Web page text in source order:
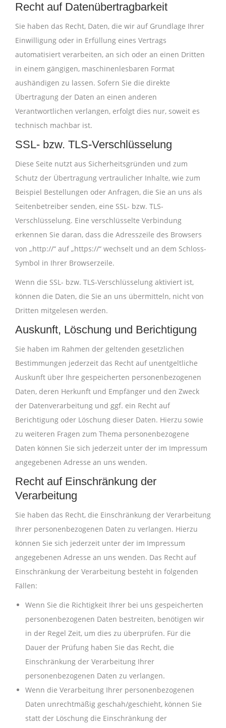
Recht auf Daten­übertrag­barkeit
Sie haben das Recht, Daten, die wir auf Grundlage Ihrer
Einwilligung oder in Erfüllung eines Vertrags
automatisiert verarbeiten, an sich oder an einen Dritten
in einem gängigen, maschinenlesbaren Format
aushändigen zu lassen. Sofern Sie die direkte
Übertragung der Daten an einen anderen
Verantwortlichen verlangen, erfolgt dies nur, soweit es
technisch machbar ist.
SSL- bzw. TLS-Verschlüsselung
Diese Seite nutzt aus Sicherheitsgründen und zum
Schutz der Übertragung vertraulicher Inhalte, wie zum
Beispiel Bestellungen oder Anfragen, die Sie an uns als
Seitenbetreiber senden, eine SSL- bzw. TLS-
Verschlüsselung. Eine verschlüsselte Verbindung
erkennen Sie daran, dass die Adresszeile des Browsers
von „http://“ auf „https://“ wechselt und an dem Schloss-
Symbol in Ihrer Browserzeile.
Wenn die SSL- bzw. TLS-Verschlüsselung aktiviert ist,
können die Daten, die Sie an uns übermitteln, nicht von
Dritten mitgelesen werden.
Auskunft, Löschung und Berichtigung
Sie haben im Rahmen der geltenden gesetzlichen
Bestimmungen jederzeit das Recht auf unentgeltliche
Auskunft über Ihre gespeicherten personenbezogenen
Daten, deren Herkunft und Empfänger und den Zweck
der Datenverarbeitung und ggf. ein Recht auf
Berichtigung oder Löschung dieser Daten. Hierzu sowie
zu weiteren Fragen zum Thema personenbezogene
Daten können Sie sich jederzeit unter der im Impressum
angegebenen Adresse an uns wenden.
Recht auf Einschränkung der
Verarbeitung
Sie haben das Recht, die Einschränkung der Verarbeitung
Ihrer personenbezogenen Daten zu verlangen. Hierzu
können Sie sich jederzeit unter der im Impressum
angegebenen Adresse an uns wenden. Das Recht auf
Einschränkung der Verarbeitung besteht in folgenden
Fällen:
Wenn Sie die Richtigkeit Ihrer bei uns gespeicherten
personenbezogenen Daten bestreiten, benötigen wir
in der Regel Zeit, um dies zu überprüfen. Für die
Dauer der Prüfung haben Sie das Recht, die
Einschränkung der Verarbeitung Ihrer
personenbezogenen Daten zu verlangen.
Wenn die Verarbeitung Ihrer personenbezogenen
Daten unrechtmäßig geschah/geschieht, können Sie
statt der Löschung die Einschränkung der